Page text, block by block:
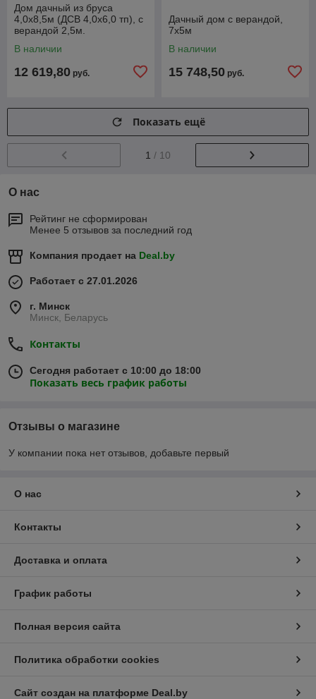
Дом дачный из бруса
4,0х8,5м (ДСВ 4,0х6,0 тп), с
верандой 2,5м.
В наличии
12 619,80 руб.
Дачный дом с верандой,
7х5м
В наличии
15 748,50 руб.
Показать ещё
1 / 10
О нас
Рейтинг не сформирован
Менее 5 отзывов за последний год
Компания продает на Deal.by
Работает с 27.01.2026
г. Минск
Минск, Беларусь
Контакты
Сегодня работает с 10:00 до 18:00
Показать весь график работы
Отзывы о магазине
У компании пока нет отзывов, добавьте первый
О нас
Контакты
Доставка и оплата
График работы
Полная версия сайта
Политика обработки cookies
Сайт создан на платформе Deal.by